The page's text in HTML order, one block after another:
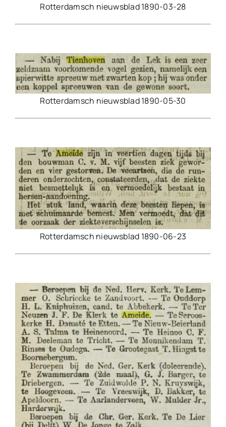
Rotterdamsch nieuwsblad 1890-03-28
Rotterdamsch nieuwsblad 1890-05-30
Rotterdamsch nieuwsblad 1890-06-23